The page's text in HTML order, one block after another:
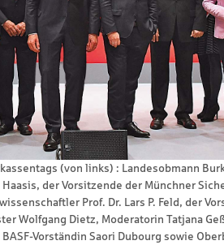
(von links) : Landesobmann
der Vorsitzende der Münchner
Prof. Dr. Lars P. Feld, der
Wolfgang Dietz, Moderatorin Tatjana
Vorständin Saori Dubourg sowie